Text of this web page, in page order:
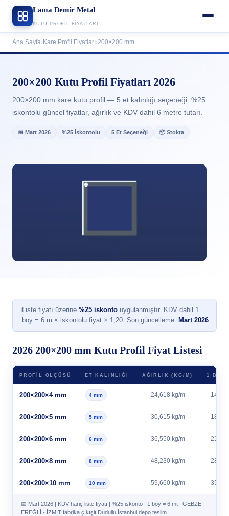
Lama Demir Metal
KUTU PROFIL FIYATLARI
Ana Sayfa› Kare Profil Fiyatları›200×200 mm
200×200 Kutu Profil Fiyatları 2026
200×200 mm kare kutu profil — 5 et kalınlığı seçeneği. %25
iskontolu güncel fiyatlar, ağırlık ve KDV dahil 6 metre tutarı.
📅 Mart 2026 %25 İskontolu 5 Et Seçeneği 📦 Stokta
ℹListe fiyatı üzerine %25 iskonto uygulanmıştır. KDV dahil 1
boy = 6 m × iskontolu fiyat × 1,20. Son güncelleme: Mart 2026
2026 200×200 mm Kutu Profil Fiyat Listesi
PROFIL ÖLÇÜSÜ ET KALINLIĞI AĞIRLIK (KG/M) 1 BOY
200×200×4 mm 4 mm 24,618 kg/m
200×200×5 mm 5 mm 30,615 kg/m
200×200×6 mm 6 mm 36,550 kg/m
200×200×8 mm 8 mm 48,230 kg/m
200×200×10 mm 10 mm 59,660 kg/m
📅 Mart 2026 | KDV hariç liste fiyatı | %25 iskonto | 1 boy = 6 mt | GEBZE -
EREĞLİ - İZMİT fabrika çıkışlı Dudullu İstanbul depo teslim.